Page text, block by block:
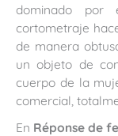
dominado por
cortometraje
de manera
un objeto de
cuerpo de la
comercial,
En Réponse de